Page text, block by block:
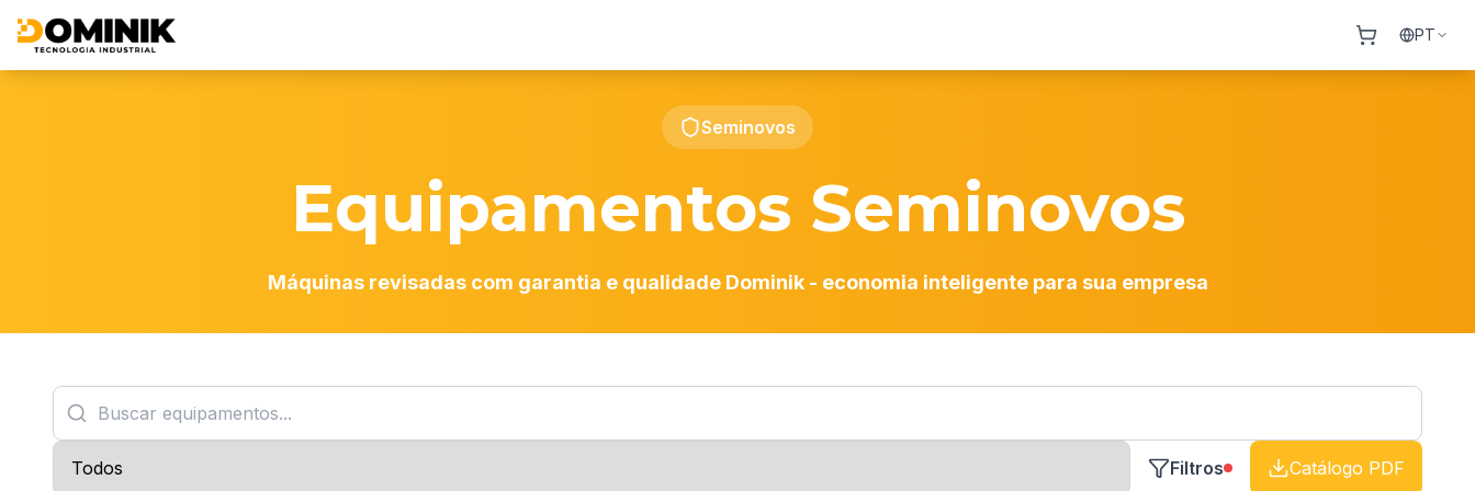
PT
Seminovos
Equipamentos Seminovos
Máquinas revisadas com garantia e qualidade Dominik - economia inteligente para sua empresa
Filtros Catálogo PDF